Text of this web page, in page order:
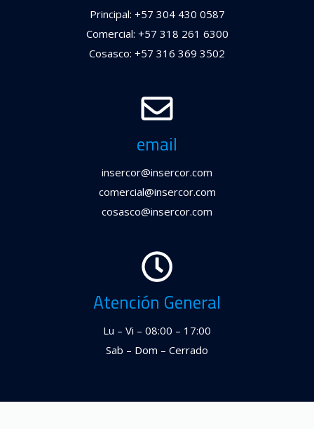
Principal: +57 304 430 0587
Comercial: +57 318 261 6300
Cosasco: +57 316 369 3502
email
insercor@insercor.com
comercial@insercor.com
cosasco@insercor.com
Atención General
Lu – Vi – 08:00 – 17:00
Sab – Dom – Cerrado